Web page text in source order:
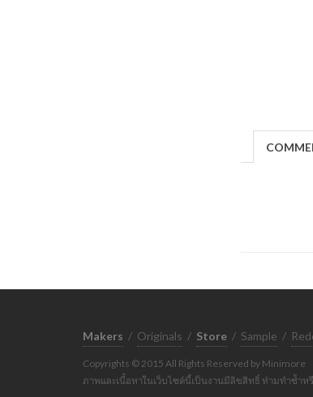
Makers / Originals / Store / Sample /
Copyrights © 2015 All Rights Reserved by Minimore
ภาพและเนื้อหาในเว็บไซต์นี้เป็นงานมีลิขสิทธิ์ ห้ามทำซ้ำห